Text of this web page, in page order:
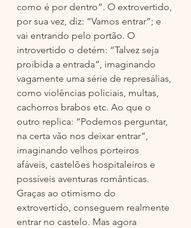
como é por dentro”. O extrovertido,
por sua vez, diz: “Vamos entrar”; e
vai entrando pelo portão. O
introvertido o detém: “Talvez seja
proibida a entrada”, imaginando
vagamente uma série de represálias,
como violências policiais, multas,
cachorros brabos etc. Ao que o
outro replica: “Podemos perguntar,
na certa vão nos deixar entrar”,
imaginando velhos porteiros
afáveis, castelões hospitaleiros e
possíveis aventuras românticas.
Graças ao otimismo do
extrovertido, conseguem realmente
entrar no castelo. Mas agora